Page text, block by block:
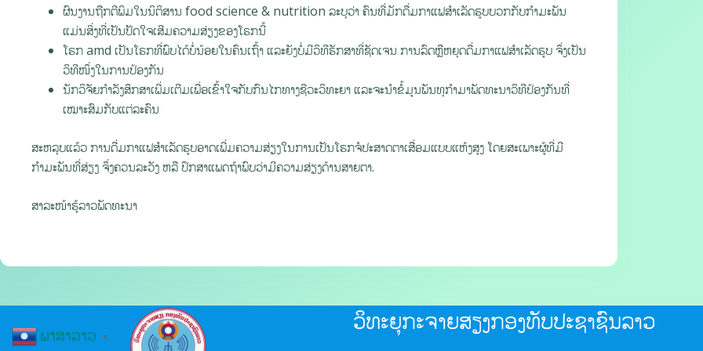
ຜົນງານຖືກຕີພິມໃນນິຕິສານ food science & nutrition ລະບຸວ່າ ຄົນທີ່ມັກດື່ມກາແຟສຳເລັດຮູບບວກກັບກໍາມະພັນ
ແມ່ນສິ່ງທີ່ເປັນປັດໃຈເສີມຄວາມສ່ຽງຂອງໂຣກນີ້
ໂຣກ amd ເປັນໂຣກທີ່ພົບໄດ້ບໍ່ນ້ອຍໃນຄົນເຖົ້າ ແລະຍັງບໍ່ມີວິທີຮັກສາທີ່ຊັດເຈນ ການລົດຫຼືຫຍຸດດື່ມກາແຟສຳເລັດຮູບ ຈຶ່ງເປັນ
ວິທີໜຶ່ງໃນການປ້ອງກັນ
ນັກວິຈັຍກຳລັງສຶກສາເພີ່ມເຕີມເພື່ອເຂົ້າໃຈກັບກົນໄກທາງຊີວະວິທະຍາ ແລະຈະນຳຂໍ້ມູນພັນທຸກຳມາພັດທະນາວິທີປ້ອງກັນທີ່
ເໝາະສົມກັບແຕ່ລະຄົນ
ສະຫລຸບແລ້ວ ການດື່ມກາແຟສຳເລັດຮູບອາດເພີ່ມຄວາມສ່ຽງໃນການເປັນໂຣກຈໍປະສາດຕາເສື່ອມແບບແຫ້ງສູງ ໂດຍສະເພາະຜູ້ທີ່ມີ
ກໍາມະພັນທີ່ສ່ຽງ ຈຶ່ງຄວນລະວັງ ຫລື ປຶກສາແພດຖ້າພົບວ່າມີຄວາມສ່ຽງດ້ານສາຍຕາ.
ສາລະໜ້າຮູ້ລາວພັດທະນາ
ວິທະຍຸກະຈາຍສຽງກອງທັບປະຊາຊົນລາວ
ພາສາລາວ ▼